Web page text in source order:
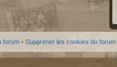
forum • Supprimer les cookies du forum